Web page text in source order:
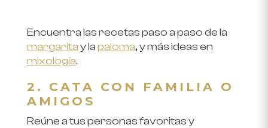
Encuentra las recetas paso a paso de la
margaritay lapaloma, y más ideas en
mixología.
2. CATA CON FAMILIA O
AMIGOS
Reúne a tus personas favoritas y